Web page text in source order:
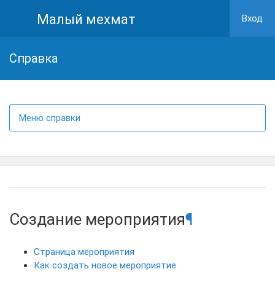
Малый мехмат Вход
Cправка
Меню справки
Создание мероприятия¶
Страница мероприятия
Как создать новое мероприятие